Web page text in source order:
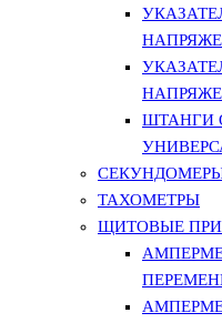
ШТАНГИ
ТАХОМЕТРЫ
ЩИТОВЫЕ